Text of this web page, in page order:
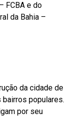
FCBA e do
da Bahia –
da cidade de
populares.
por seu